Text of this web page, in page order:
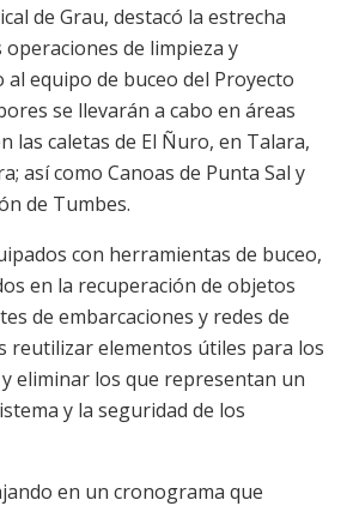
de Grau, destacó la estrecha
de limpieza y
equipo de buceo del Proyecto
se llevarán a cabo en áreas
las caletas de El Ñuro, en Talara,
así como Canoas de Punta Sal y
de Tumbes.
con herramientas de buceo,
en la recuperación de objetos
de embarcaciones y redes de
reutilizar elementos útiles para los
eliminar los que representan un
y la seguridad de los
en un cronograma que